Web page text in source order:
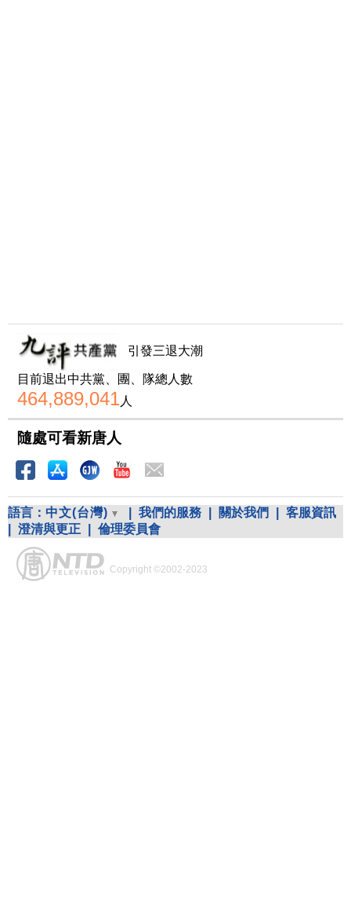
引發三退大潮
目前退出中共黨、團、隊總人數
464,889,041人
隨處可看新唐人
語言： 中文(台灣) 我們的服務 關於我們
客服資訊
澄清與更正 倫理委員會
Copyright ©2002-2023